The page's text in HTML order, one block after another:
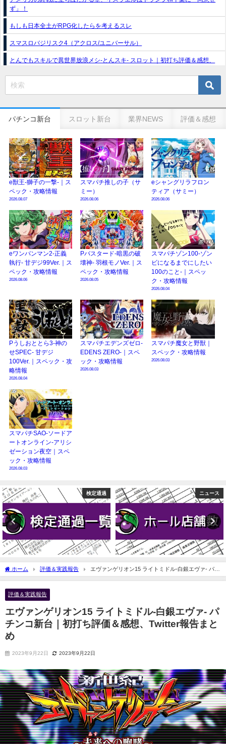
ず」！
もしも日本全土がRPG化したらを考えるスレ
スマスロバジリスク4（アクロス/ユニバーサル）
とんでもスキルで異世界放浪メシ-とんスキ- スロット｜初打ち評価＆感想、
e獣王-獅子の一撃-｜スペック・攻略情報
の幸せ空間、好感触のフェアスタート、原作愛溢れる演出に感動 etc…
日遊協、ファン調査2025を発表｜使用金額中央値「1万円-3万円/1回」「遊技
歴20年以上が50％以上」等々…
【2025年】エイプリルフール話題（ネタ）まとめ｜ぱちんこパチスロ関連【4
月1日】
パチンコ新台 スロット新台 業界NEWS 評価＆感想
e獣王-獅子の一撃-｜ス
ペック・攻略情報
2026.08.07
スマパチ推しの子（サ
ミー）
2026.08.06
eシャングリラフロン
ティア（サミー）
2026.08.06
eワンパンマン2-正義
執行- 甘デジ99Ver.｜ス
ペック・攻略情報
2026.08.06
Pバスタード-暗黒の破
壊神- 羽根モノVer.｜ス
ペック・攻略情報
2026.08.05
スマパチゾン100-ゾン
ビになるまでにしたい
100のこと-｜スペッ
ク・攻略情報
2026.08.04
Pうしおととら3-神の
せSPEC- 甘デジ
100Ver.｜スペック・攻
略情報
2026.08.04
スマパチエデンズゼロ-
EDENS ZERO-｜スペ
ック・攻略情報
2026.08.03
スマパチ魔女と野獣｜
スペック・攻略情報
2026.08.03
スマパチSAO-ソードア
ートオンライン-アリシ
ゼーション夜空｜スペ
ック・攻略情報
2026.08.03
検定通過 ニュース
ホーム 評価＆実践報告
エヴァンゲリオン15 ライトミドル-白銀エヴァ- パチ
ンコ新台｜初打ち評価＆感想、Twitter報告まとめ
評価＆実践報告
エヴァンゲリオン15 ライトミドル-白銀エヴァ- パ
チンコ新台｜初打ち評価＆感想、Twitter報告まと
め
2023年9月22日 2023年9月22日